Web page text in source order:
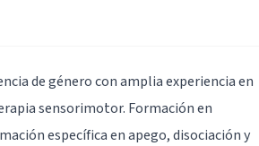
de género con amplia experiencia en
sensorimotor. Formación en
específica en apego, disociación y